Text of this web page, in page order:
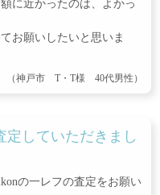
に近かったのは、よかっ
お願いしたいと思いま
（神戸市 T・T様 40代男性）
定していただきまし
の一レフの査定をお願い